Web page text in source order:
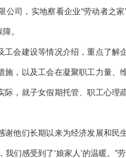
司，实地察看企业“劳动者之家
。
会建设等情况介绍，重点了解
，以及工会在凝聚职工力量、
，就子女假期托管、职工心理
他们长期以来为经济发展和民
们感受到了‘娘家人’的温暖。”劳